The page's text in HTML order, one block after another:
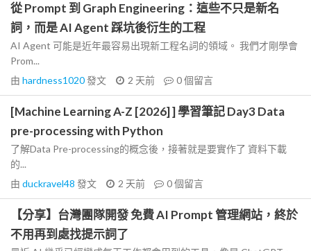
從 Prompt 到 Graph Engineering：這些不只是新名
詞，而是 AI Agent 踩坑後衍生的工程
AI Agent 可能是近年最容易出現新工程名詞的領域。 我們才剛學會
Prom...
由 hardness1020發文 2 天前 0個留言
[Machine Learning A-Z [2026] ] 學習筆記 Day3 Data
pre-processing with Python
了解Data Pre-processing的概念後，接著就是要實作了 資料下載
的...
由 duckravel48 發文 2 天前 0個留言
【分享】台灣團隊開發 免費 AI Prompt 管理網站，終於
不用再到處找提示詞了